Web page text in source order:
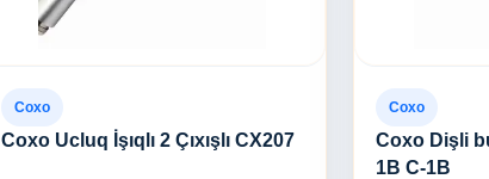
Coxo
Coxo Ucluq İşıqlı 2 Çıxışlı CX207
Coxo
Coxo Dişli
1B C-1B